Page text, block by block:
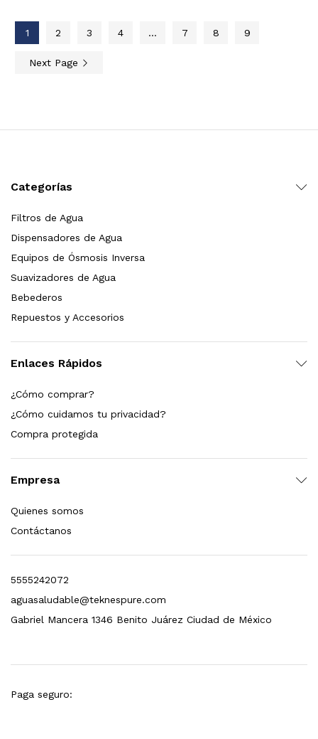
1 2 3 4 … 7 8 9
Next Page
Categorías
Filtros de Agua
Dispensadores de Agua
Equipos de Ósmosis Inversa
Suavizadores de Agua
Bebederos
Repuestos y Accesorios
Enlaces Rápidos
¿Cómo comprar?
¿Cómo cuidamos tu privacidad?
Compra protegida
Empresa
Quienes somos
Contáctanos
5555242072
aguasaludable@teknespure.com
Gabriel Mancera 1346 Benito Juárez Ciudad de México
Paga seguro:
filtración y UV Welltek WT-WFS-30B
Leer más
589.00
para Esterilizador D4 (12 GPM)
1,499.00
al carrito